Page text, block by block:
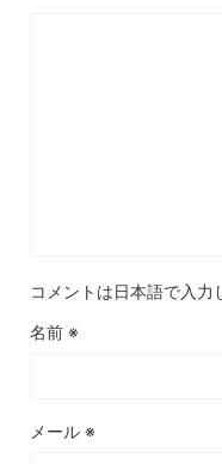
コメントは日本語で入
名前 ※
メール ※